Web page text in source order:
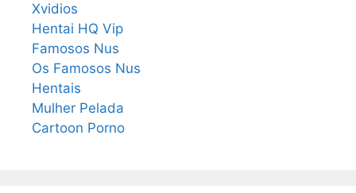
Xvidios
Hentai HQ Vip
Famosos Nus
Os Famosos Nus
Hentais
Mulher Pelada
Cartoon Porno